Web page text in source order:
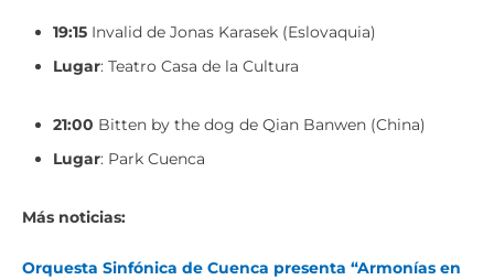
19:15 Invalid de Jonas Karasek (Eslovaquia)
Lugar: Teatro Casa de la Cultura
21:00 Bitten by the dog de Qian Banwen (China)
Lugar: Park Cuenca
Más noticias:
Orquesta Sinfónica de Cuenca presenta “Armonías en